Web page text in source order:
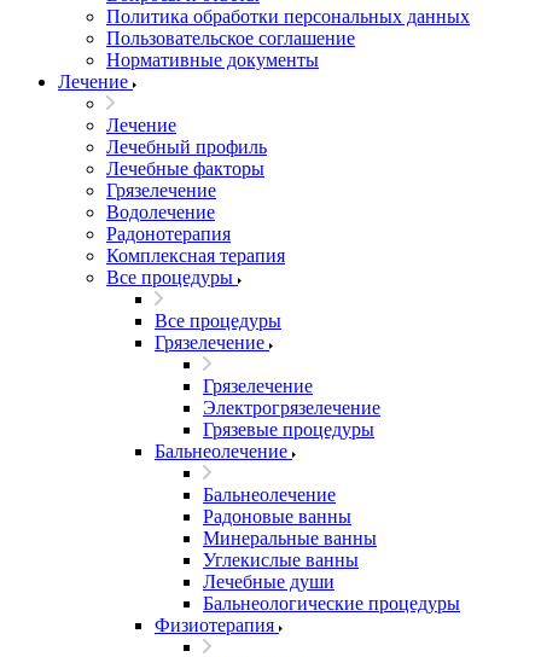
Политика обработки персональных данных
Пользовательское соглашение
Нормативные документы
Лечение
Лечение
Лечебный профиль
Лечебные факторы
Грязелечение
Водолечение
Радонотерапия
Комплексная терапия
Все процедуры
Все процедуры
Грязелечение
Грязелечение
Электрогрязелечение
Грязевые процедуры
Бальнеолечение
Бальнеолечение
Радоновые ванны
Минеральные ванны
Углекислые ванны
Лечебные души
Бальнеологические процедуры
Физиотерапия